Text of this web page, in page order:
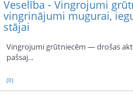
Veselība - Vingrojumi
vingrinājumi mugurai,
stājai
Vingrojumi grūtniecēm — drošas
pašsaj...
(0)